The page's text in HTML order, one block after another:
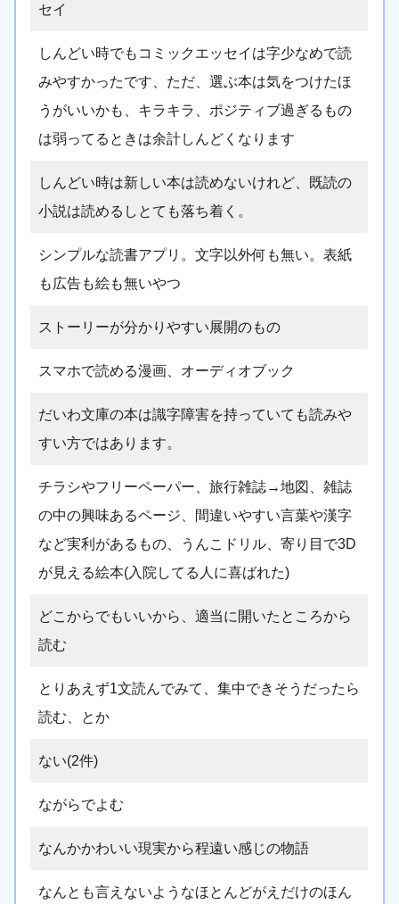
セイ
しんどい時でもコミックエッセイは字少なめで読
みやすかったです、ただ、選ぶ本は気をつけたほ
うがいいかも、キラキラ、ポジティブ過ぎるもの
は弱ってるときは余計しんどくなります
しんどい時は新しい本は読めないけれど、既読の
小説は読めるしとても落ち着く。
シンプルな読書アプリ。文字以外何も無い。表紙
も広告も絵も無いやつ
ストーリーが分かりやすい展開のもの
スマホで読める漫画、オーディオブック
だいわ文庫の本は識字障害を持っていても読みや
すい方ではあります。
チラシやフリーペーパー、旅行雑誌→地図、雑誌
の中の興味あるページ、間違いやすい言葉や漢字
など実利があるもの、うんこドリル、寄り目で3D
が見える絵本(入院してる人に喜ばれた)
どこからでもいいから、適当に開いたところから
読む
とりあえず1文読んでみて、集中できそうだったら
読む、とか
ない(2件)
ながらでよむ
なんかかわいい現実から程遠い感じの物語
なんとも言えないようなほとんどがえだけのほん